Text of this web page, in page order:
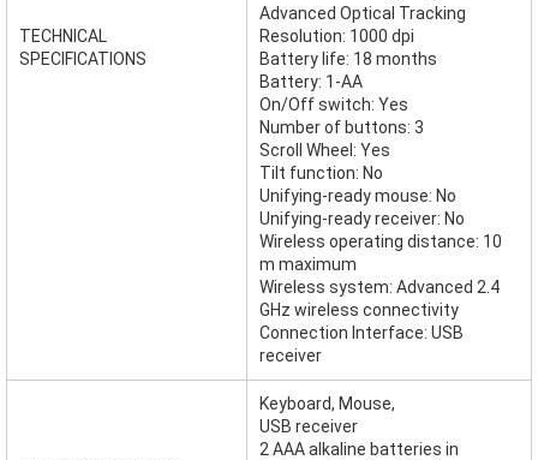
TECHNICAL
SPECIFICATIONS
Advanced Optical Tracking
Resolution: 1000 dpi
Battery life: 18 months
Battery: 1-AA
On/Off switch: Yes
Number of buttons: 3
Scroll Wheel: Yes
Tilt function: No
Unifying-ready mouse: No
Unifying-ready receiver: No
Wireless operating distance: 10
m maximum
Wireless system: Advanced 2.4
GHz wireless connectivity
Connection Interface: USB
receiver
Keyboard, Mouse,
USB receiver
2 AAA alkaline batteries in